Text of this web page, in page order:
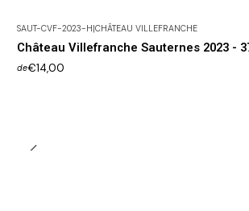
SAUT-CVF-2023-H|CHÂTEAU VILLEFRANCHE
Château Villefranche Sauternes 2023 -
de€14,00